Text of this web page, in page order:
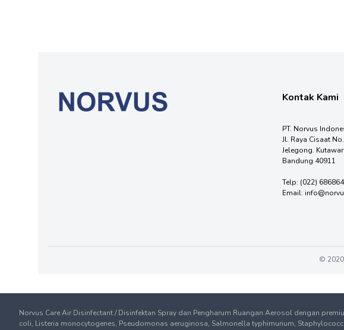
Kontak Kami
PT. Norvus
Jl. Raya Cisaat
Jelegong.
Bandung 40911
Telp: (022)
Email:
©
Norvus Care Air Disinfectant / Disinfektan Spray dan Pengharum Ruangan Aerosol dengan
coli, Listeria monocytogenes, Pseudomonas aeruginosa, Salmonella typhimurium,